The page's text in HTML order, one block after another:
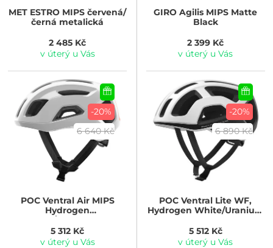
MET ESTRO MIPS červená/
černá metalická
2 485 Kč
v úterý u Vás
GIRO Agilis MIPS Matte
Black
2 399 Kč
v úterý u Vás
-20%
6 640 Kč
POCVentral Air MIPS
Hydrogen
White/Fluorescent
Orange
5 312 Kč
v úterý u Vás
-20%
6 890 Kč
POC Ventral Lite WF,
Hydrogen White/Uranium
5 512 Kč
v úterý u Vás